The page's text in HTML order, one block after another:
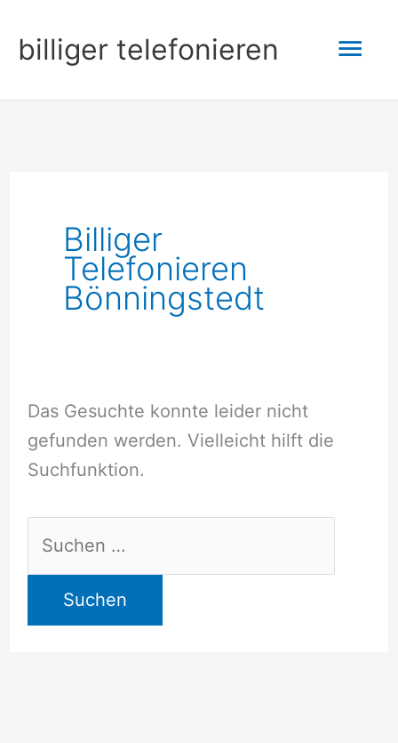
Inhalt
springen
billiger telefonieren
Billiger
Telefonieren
Bönningstedt
Das Gesuchte konnte leider nicht
gefunden werden. Vielleicht hilft die
Suchfunktion.
nach: